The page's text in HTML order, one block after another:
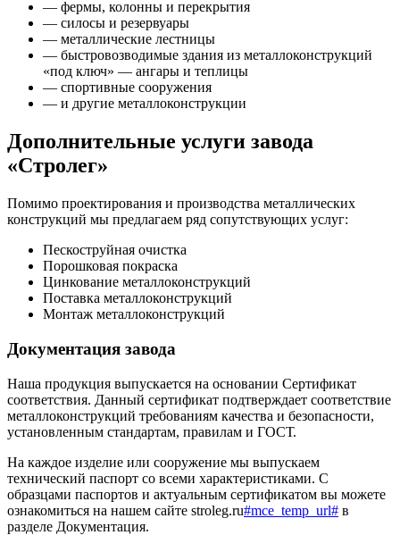
— фермы, колонны и перекрытия
— силосы и резервуары
— металлические лестницы
— быстровозводимые здания из металлоконструкций
«под ключ» — ангары и теплицы
— спортивные сооружения
— и другие металлоконструкции
Дополнительные услуги завода
«Стролег»
Помимо проектирования и производства металлических
конструкций мы предлагаем ряд сопутствующих услуг:
Пескоструйная очистка
Порошковая покраска
Цинкование металлоконструкций
Поставка металлоконструкций
Монтаж металлоконструкций
Документация завода
Наша продукция выпускается на основании Сертификат
соответствия. Данный сертификат подтверждает соответствие
металлоконструкций требованиям качества и безопасности,
установленным стандартам, правилам и ГОСТ.
На каждое изделие или сооружение мы выпускаем
технический паспорт со всеми характеристиками. С
образцами паспортов и актуальным сертификатом вы можете
ознакомиться на нашем сайте stroleg.ru#mce_temp_url# в
разделе Документация.